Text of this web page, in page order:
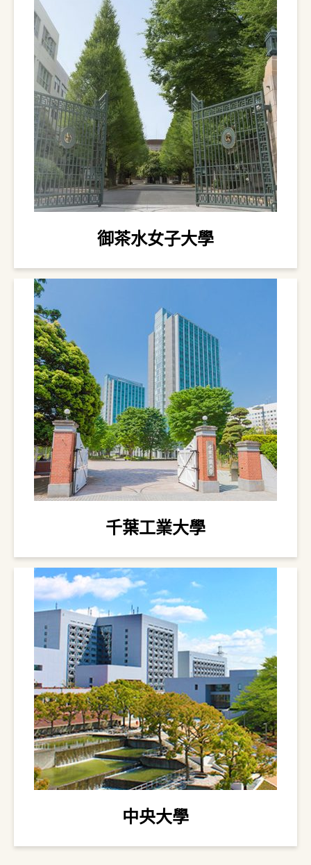
御茶水女子大學
千葉工業大學
中央大學